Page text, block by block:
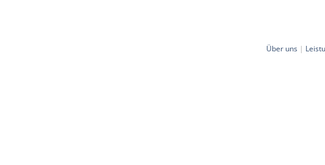
Über uns |